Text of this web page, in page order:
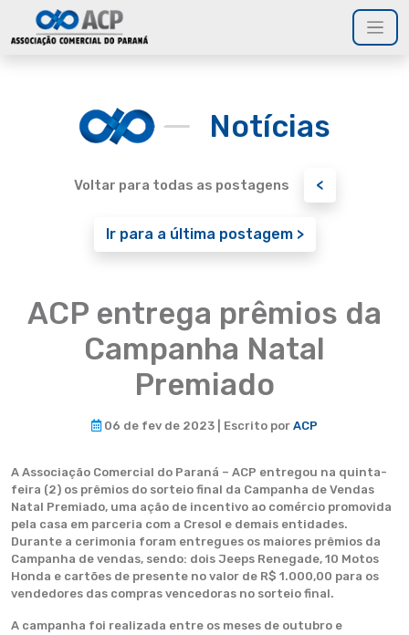
Notícias
Voltar para todas as postagens <
Ir para a última postagem >
ACP entrega prêmios da
Campanha Natal
Premiado
06 de fev de 2023 | Escrito por ACP
A Associação Comercial do Paraná – ACP entregou na quinta-
feira (2) os prêmios do sorteio final da Campanha de Vendas
Natal Premiado, uma ação de incentivo ao comércio promovida
pela casa em parceria com a Cresol e demais entidades.
Durante a cerimonia foram entregues os maiores prêmios da
Campanha de vendas, sendo: dois Jeeps Renegade, 10 Motos
Honda e cartões de presente no valor de R$ 1.000,00 para os
vendedores das compras vencedoras no sorteio final.
A campanha foi realizada entre os meses de outubro e